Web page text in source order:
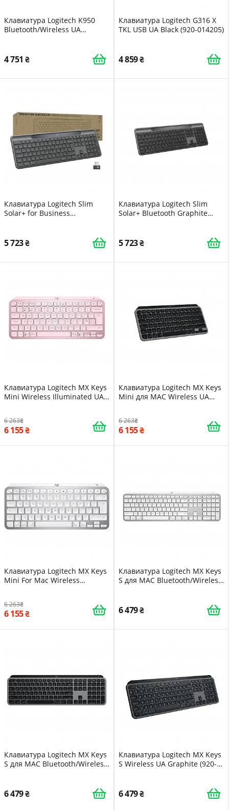
Клавиатура Logitech K950
Bluetooth/Wireless UA
4 751
Клавиатура Logitech G316 X
TKL USB UA Black (920-014205)
4 859
Клавиатура Logitech Slim
Solar+ for Business
5 723
Клавиатура Logitech Slim
Solar+ Bluetooth Graphite
5 723
Клавиатура Logitech MX Keys
Mini Wireless Illuminated UA
6 263
6 155
Клавиатура Logitech MX Keys
Mini для MAC Wireless UA
6 263
6 155
Клавиатура Logitech MX Keys
Mini For Mac Wireless
6 263
6 155
Клавиатура Logitech MX Keys
S для MAC Bluetooth/Wireless
6 479
Клавиатура Logitech MX Keys
S для MAC Bluetooth/Wireless
6 479
Клавиатура Logitech MX Keys
S Wireless UA Graphite (920-
6 479